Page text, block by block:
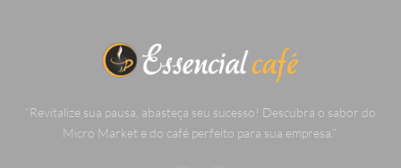
“Revitalize sua pausa, abasteça seu sucesso! Descubra o sabor do
Micro Market e do café perfeito para sua empresa.”